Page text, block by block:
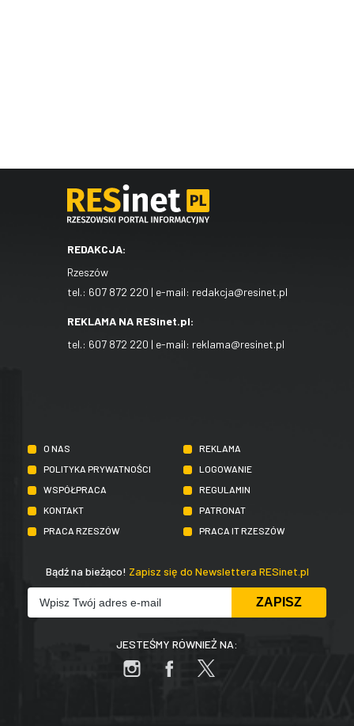
REDAKCJA:
Rzeszów
tel.: 607 872 220 | e-mail: redakcja@resinet.pl
REKLAMA NA RESinet.pl:
tel.: 607 872 220 | e-mail: reklama@resinet.pl
O NAS
REKLAMA
POLITYKA PRYWATNOŚCI
LOGOWANIE
WSPÓŁPRACA
REGULAMIN
KONTAKT
PATRONAT
PRACA RZESZÓW
PRACA IT RZESZÓW
Bądź na bieżąco! Zapisz się do Newslettera RESinet.pl
JESTEŚMY RÓWNIEŻ NA: